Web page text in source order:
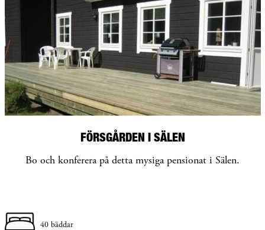
FÖRSGÅRDEN I SÄLEN
Bo och konferera på detta mysiga pensionat i Sälen.
40 bäddar